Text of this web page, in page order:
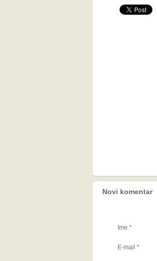
Novi komentar
Ime *
E-mail *